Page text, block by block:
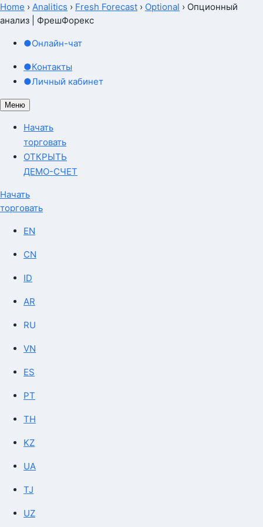
Home › Analitics › Fresh Forecast › Optional › Опционный
анализ | ФрешФорекс
●Онлайн-чат
●Контакты
●Личный кабинет
Меню
Начать
торговать
ОТКРЫТЬ
ДЕМО-СЧЕТ
Начать
торговать
EN
CN
ID
AR
RU
VN
ES
PT
TH
KZ
UA
TJ
UZ